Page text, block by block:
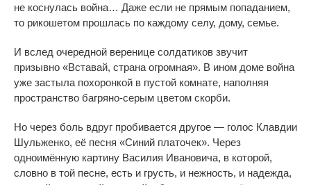
не коснулась война… Даже если не прямым попаданием,
то рикошетом прошлась по каждому селу, дому, семье.
И вслед очередной веренице солдатиков звучит
призывно «Вставай, страна огромная». В ином доме война
уже застыла похоронкой в пустой комнате, наполняя
пространство багряно-серым цветом скорби.
Но через боль вдруг пробивается другое — голос Клавдии
Шульженко, её песня «Синий платочек». Через
одноимённую картину Василия Ивановича, в которой,
словно в той песне, есть и грусть, и нежность, и надежда,